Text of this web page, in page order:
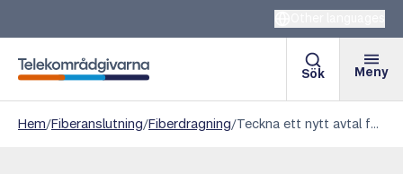
Telekområdgivarna
Sök Meny
Hem/Fiberanslutning/Fiberdragning/ Teckna ett nytt avtal för fiberanslutning